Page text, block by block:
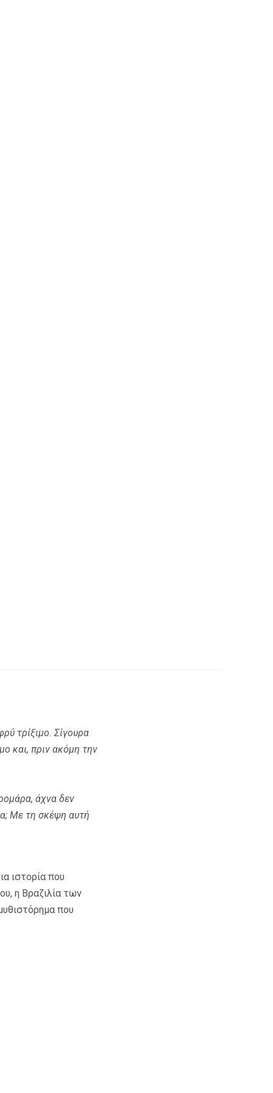
τρίξιμο. Σίγουρα
και, πριν ακόμη την
άχνα δεν
Με τη σκέψη αυτή
ιστορία που
η Βραζιλία των
που